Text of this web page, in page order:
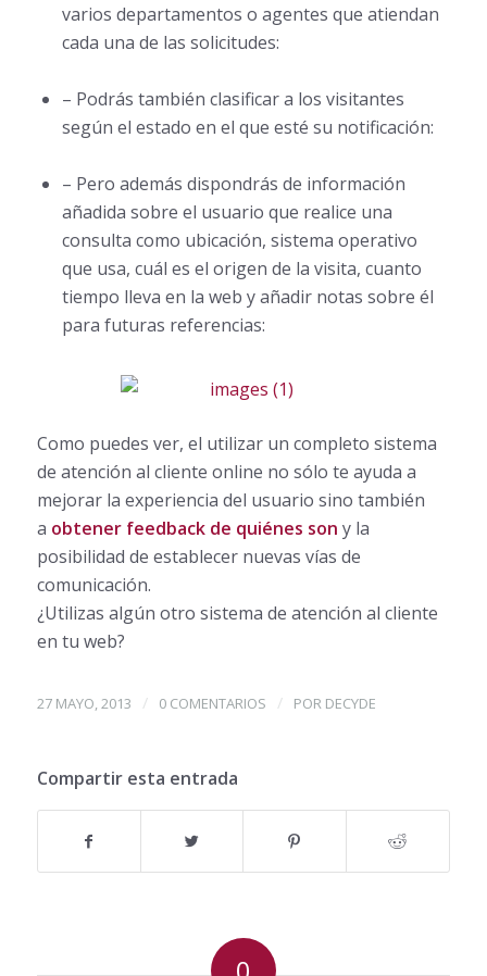
varios departamentos o agentes que atiendan
cada una de las solicitudes:
– Podrás también clasificar a los visitantes
según el estado en el que esté su notificación:
– Pero además dispondrás de información
añadida sobre el usuario que realice una
consulta como ubicación, sistema operativo
que usa, cuál es el origen de la visita, cuanto
tiempo lleva en la web y añadir notas sobre él
para futuras referencias:
Como puedes ver, el utilizar un completo sistema
de atención al cliente online no sólo te ayuda a
mejorar la experiencia del usuario sino también
a obtener feedback de quiénes son y la
posibilidad de establecer nuevas vías de
comunicación.
¿Utilizas algún otro sistema de atención al cliente
en tu web?
27 MAYO, 2013 / 0 COMENTARIOS / POR DECYDE
Compartir esta entrada